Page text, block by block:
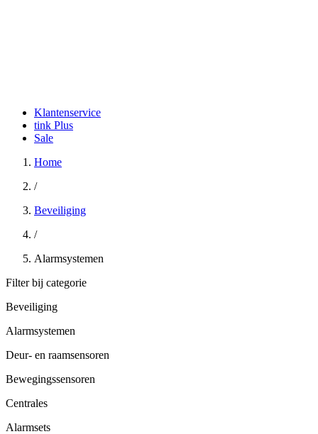
Klantenservice
tink Plus
Sale
Home
/
Beveiliging
/
Alarmsystemen
Filter bij categorie
Beveiliging
Alarmsystemen
Deur- en raamsensoren
Bewegingssensoren
Centrales
Alarmsets